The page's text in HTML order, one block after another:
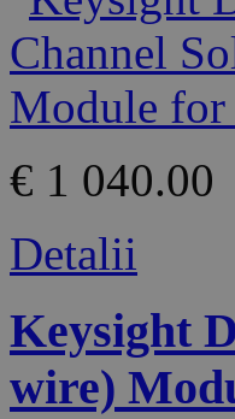
€ 1 040.00
Detalii
Keysight
wire)